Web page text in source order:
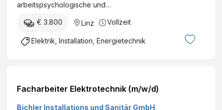
arbeitspsychologische und…
€ 3.800 Linz Vollzeit
Elektrik, Installation, Energietechnik
Facharbeiter Elektrotechnik (m/w/d)
Bichler Installations und Sanitär GmbH